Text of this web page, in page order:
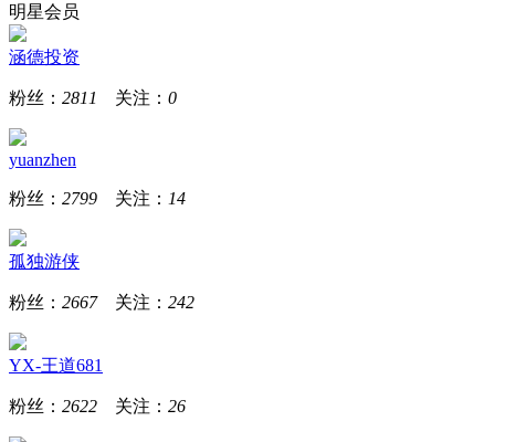
明星会员
涵德投资
粉丝： 2811 关注： 0
yuanzhen
粉丝： 2799 关注： 14
孤独游侠
粉丝： 2667关注： 242
YX-王道681
粉丝： 2622 关注： 26